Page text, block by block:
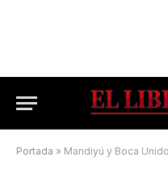
Portada » Mandiyú y Boca